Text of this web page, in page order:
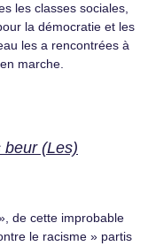
les classes sociales,
la démocratie et les
les a rencontrées à
marche.
beur (Les)
de cette improbable
le racisme » partis